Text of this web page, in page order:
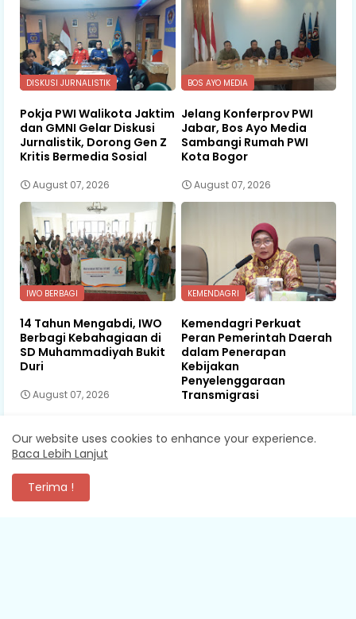
DISKUSI JURNALISTIK
Pokja PWI Walikota Jaktim
dan GMNI Gelar Diskusi
Jurnalistik, Dorong Gen Z
Kritis Bermedia Sosial
August 07, 2026
BOS AYO MEDIA
Jelang Konferprov PWI
Jabar, Bos Ayo Media
Sambangi Rumah PWI
Kota Bogor
August 07, 2026
IWO BERBAGI
14 Tahun Mengabdi, IWO
Berbagi Kebahagiaan di
SD Muhammadiyah Bukit
Duri
August 07, 2026
KEMENDAGRI
Kemendagri Perkuat
Peran Pemerintah Daerah
dalam Penerapan
Kebijakan
Penyelenggaraan
Transmigrasi
KOMENTAR
Our website uses cookies to enhance your experience.
Baca Lebih Lanjut
Terima !